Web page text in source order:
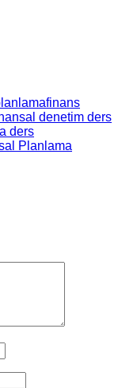
finans
denetim ders
ders
Planlama